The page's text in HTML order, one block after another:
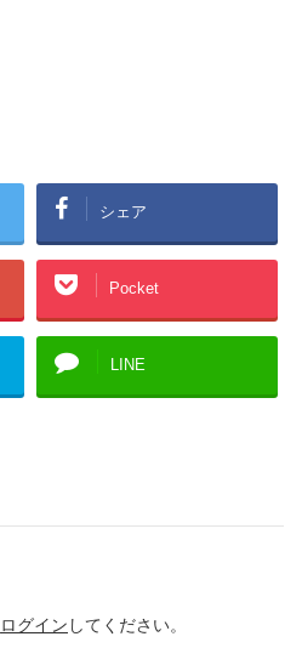
シェア
Pocket
LINE
ログイン してください。